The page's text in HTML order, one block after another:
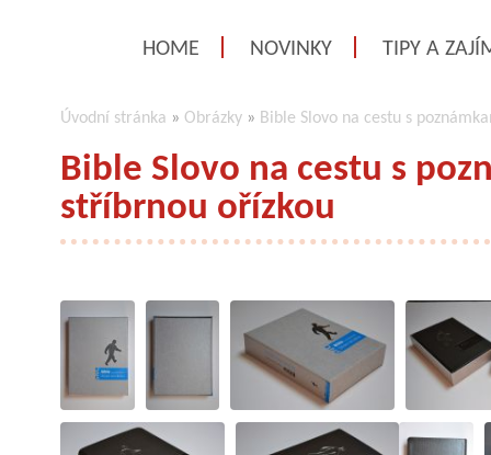
HOME NOVINKY TIPY A
Úvodní stránka » Obrázky » Bible Slovo na cestu s
Bible Slovo na cestu s
stříbrnou ořízkou